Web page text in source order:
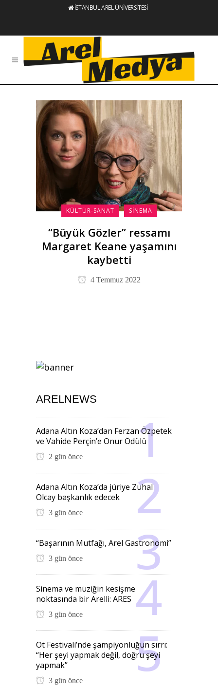
İSTANBUL AREL ÜNİVERSİTESİ
KÜLTÜR-SANAT SINEMA
“Büyük Gözler” ressamı
Margaret Keane yaşamını
kaybetti
4 Temmuz 2022
ARELNEWS
Adana Altın Koza’dan Ferzan Özpetek
ve Vahide Perçin’e Onur Ödülü
2 gün önce
Adana Altın Koza’da jüriye Zuhal
Olcay başkanlık edecek
3 gün önce
“Başarının Mutfağı, Arel Gastronomi”
3 gün önce
Sinema ve müziğin kesişme
noktasında bir Arelli: ARES
3 gün önce
Ot Festivali’nde şampiyonluğun sırrı:
“Her şeyi yapmak değil, doğru şeyi
yapmak”
3 gün önce